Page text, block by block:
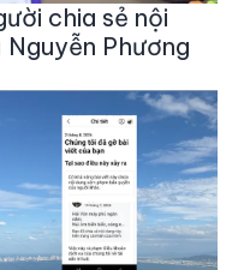
chia sẻ nội
Phương